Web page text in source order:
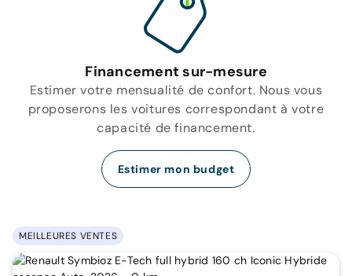
Financement sur-mesure
Estimer votre mensualité de confort. Nous vous
proposerons les voitures correspondant à votre
capacité de financement.
Estimer mon budget
MEILLEURES VENTES